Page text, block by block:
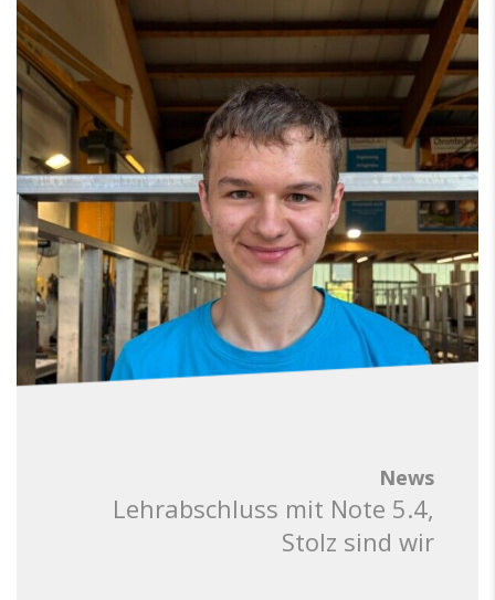
News
Lehrabschluss mit Note 5.4,
Stolz sind wir